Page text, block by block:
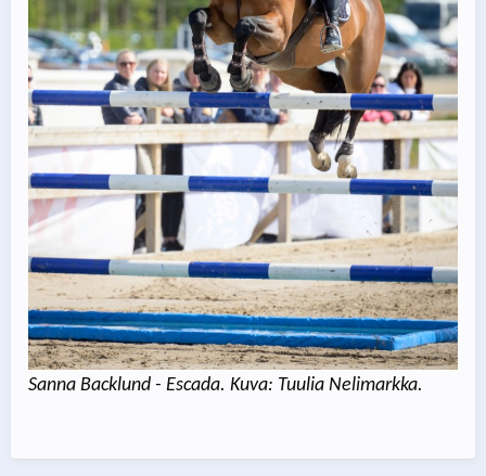
Sanna Backlund - Escada. Kuva: Tuulia Nelimarkka.